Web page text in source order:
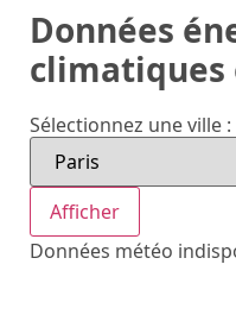
Données
climatiques
Sélectionnez une ville :
Afficher
Données météo